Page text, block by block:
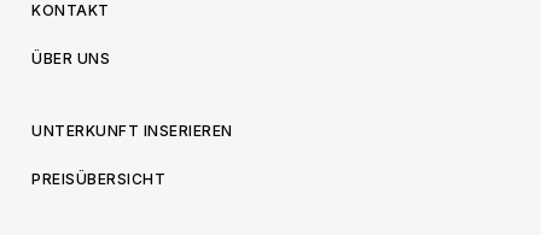
KONTAKT
ÜBER UNS
UNTERKUNFT INSERIEREN
PREISÜBERSICHT